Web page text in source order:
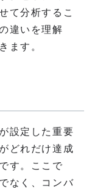
て分析するこ
違いを理解
ます。
設定した重要
どれだけ達成
す。ここで
なく、コンバ